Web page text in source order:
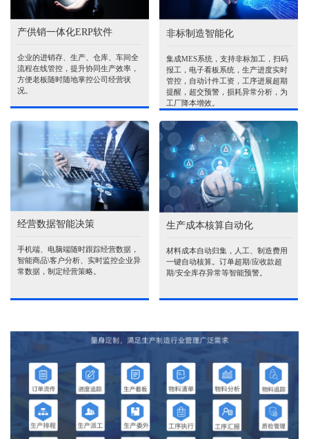
产供销一体化ERP软件
企业的进销存、生产、仓库、车间全
流程在线管控，提升协同生产效率，
方便老板随时随地掌控公司经营状
况。
非标制造智能化
集成MES系统，支持非标加工，扫码
报工，电子看板系统，生产进度实时
管控，自动计件工资，工序进展超期
提醒，超交预警，损耗异常分析，为
工厂降本增效。
经营数据智能决策
手机端、电脑端随时跟踪经营数据，
智能商品\客户分析、实时监控企业异
常数据，制定经营策略。
生产成本核算自动化
材料成本自动归集，人工、制造费用
一键自动核算。订单超期/应收款超
期/安全库存异常等智能预警。